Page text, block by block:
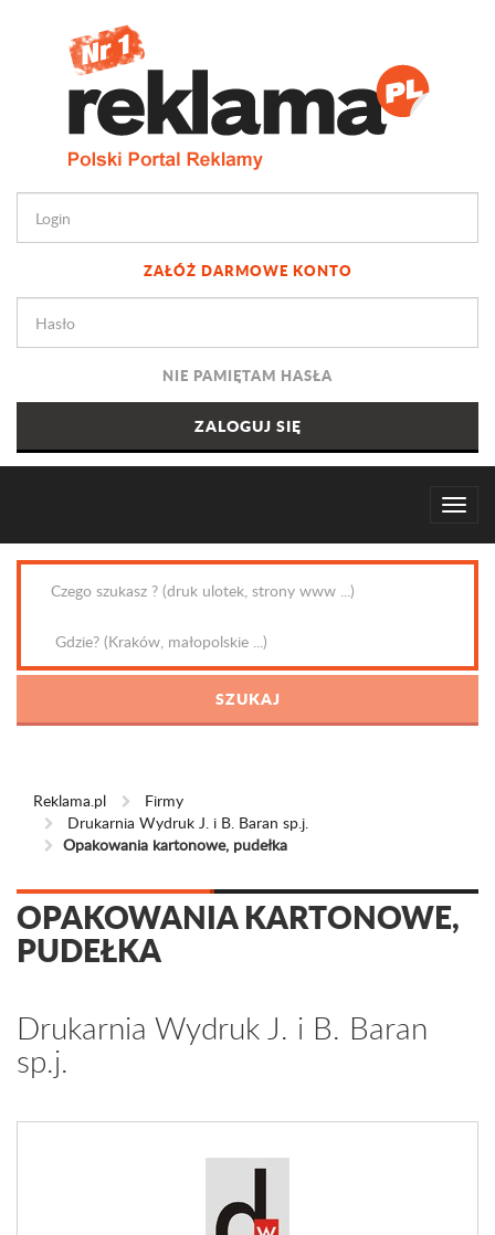
ZAŁÓŻ DARMOWE KONTO
NIE PAMIĘTAM HASŁA
Reklama.pl
Firmy
Drukarnia Wydruk J. i B. Baran sp.j.
Opakowania kartonowe, pudełka
OPAKOWANIA KARTONOWE,
PUDEŁKA
Drukarnia Wydruk J. i B. Baran
sp.j.